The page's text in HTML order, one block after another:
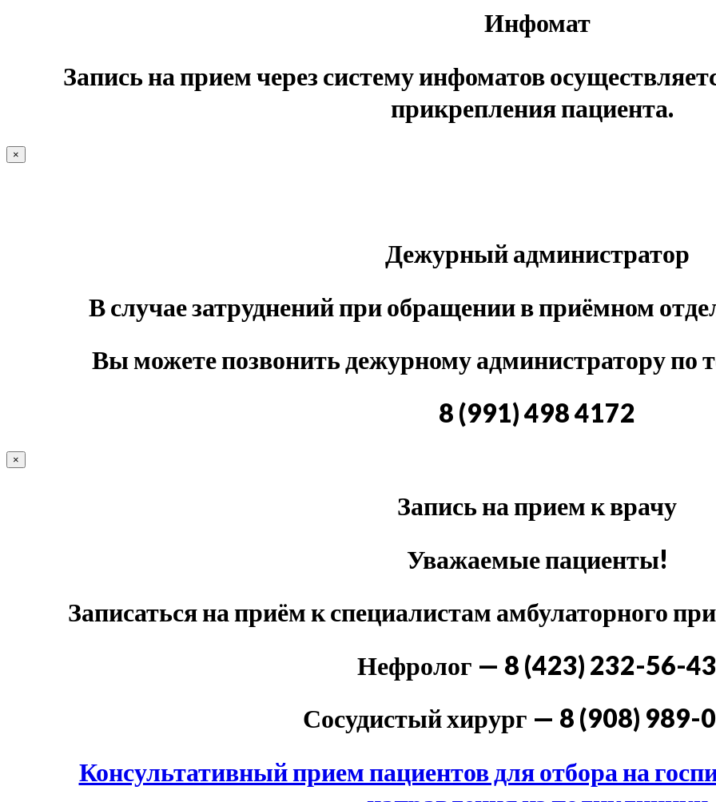
Инфомат
Запись на прием через систему инфоматов
прикрепления пациента.
×
Дежурный администратор
В случае затруднений при обращении в приёмном
Вы можете позвонить дежурному администратору по
8 (991) 498 4172
×
Запись на прием к врачу
Уважаемые пациенты!
Записаться на приём к специалистам амбулаторного
Нефролог — 8 (423) 232-56-43
Сосудистый хирург — 8 (908) 989-
Консультативный прием пациентов для отбора на